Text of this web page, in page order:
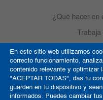
En este sitio web utilizamos
correcto funcionamiento,
contenido relevante y optimizar
"ACEPTAR TODAS", das tu
guarden en tu dispositivo y
informados. Puedes cambiar
¿Qué hacer en